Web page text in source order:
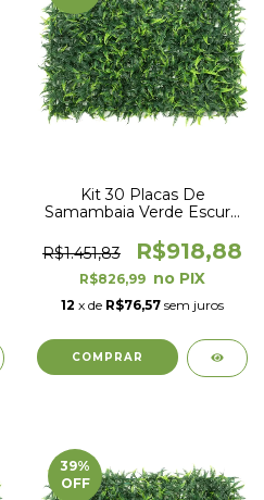
Kit 30 Placas De
Samambaia Verde Escuro
Jardim Vertical
R$1.451,83 R$918,88
R$826,99
12 x de R$76,57 sem juros
39%
OFF